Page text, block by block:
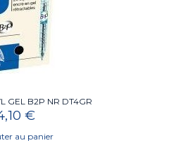
GEL B2P NR DT4GR
€
au panier